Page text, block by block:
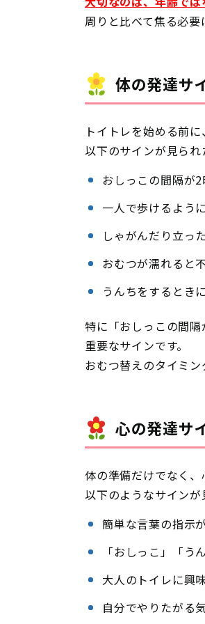
周りと比べて焦る必要
体の発達サ
トイトレを始める前
以下のサインが見られ
おしっこの間隔が
一人で歩けるよう
しゃがんだり立っ
おむつが濡れると
うんちをするとき
特に「おしっこの間
重要なサインです。
おむつ替えのタイミン
心の発達サ
体の準備だけでなく、
以下のようなサインが
簡単な言葉の指示
「おしっこ」「う
大人のトイレに興
自分でやりたがる